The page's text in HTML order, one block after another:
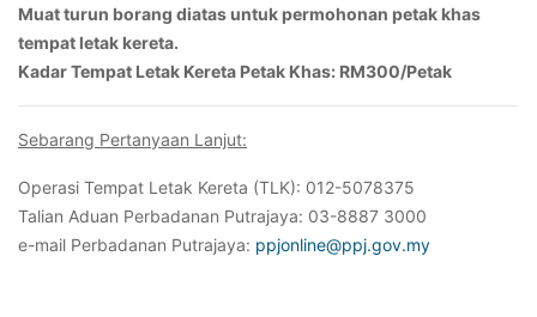
Muat turun borang diatas untuk permohonan petak khas
tempat letak kereta.
Kadar Tempat Letak Kereta Petak Khas: RM300/Petak
Sebarang Pertanyaan Lanjut:
Operasi Tempat Letak Kereta (TLK): 012-5078375
Talian Aduan Perbadanan Putrajaya: 03-8887 3000
e-mail Perbadanan Putrajaya: ppjonline@ppj.gov.my